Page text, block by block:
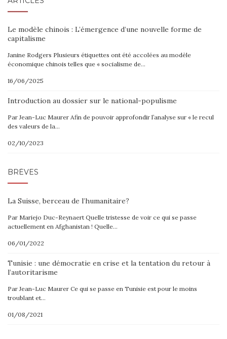
Le modèle chinois : L’émergence d’une nouvelle forme de
capitalisme
Janine Rodgers Plusieurs étiquettes ont été accolées au modèle
économique chinois telles que « socialisme de…
16/06/2025
Introduction au dossier sur le national-populisme
Par Jean-Luc Maurer Afin de pouvoir approfondir l’analyse sur « le recul
des valeurs de la…
02/10/2023
BRÈVES
La Suisse, berceau de l’humanitaire?
Par Mariejo Duc-Reynaert Quelle tristesse de voir ce qui se passe
actuellement en Afghanistan ! Quelle…
06/01/2022
Tunisie : une démocratie en crise et la tentation du retour à
l’autoritarisme
Par Jean-Luc Maurer Ce qui se passe en Tunisie est pour le moins
troublant et…
01/08/2021